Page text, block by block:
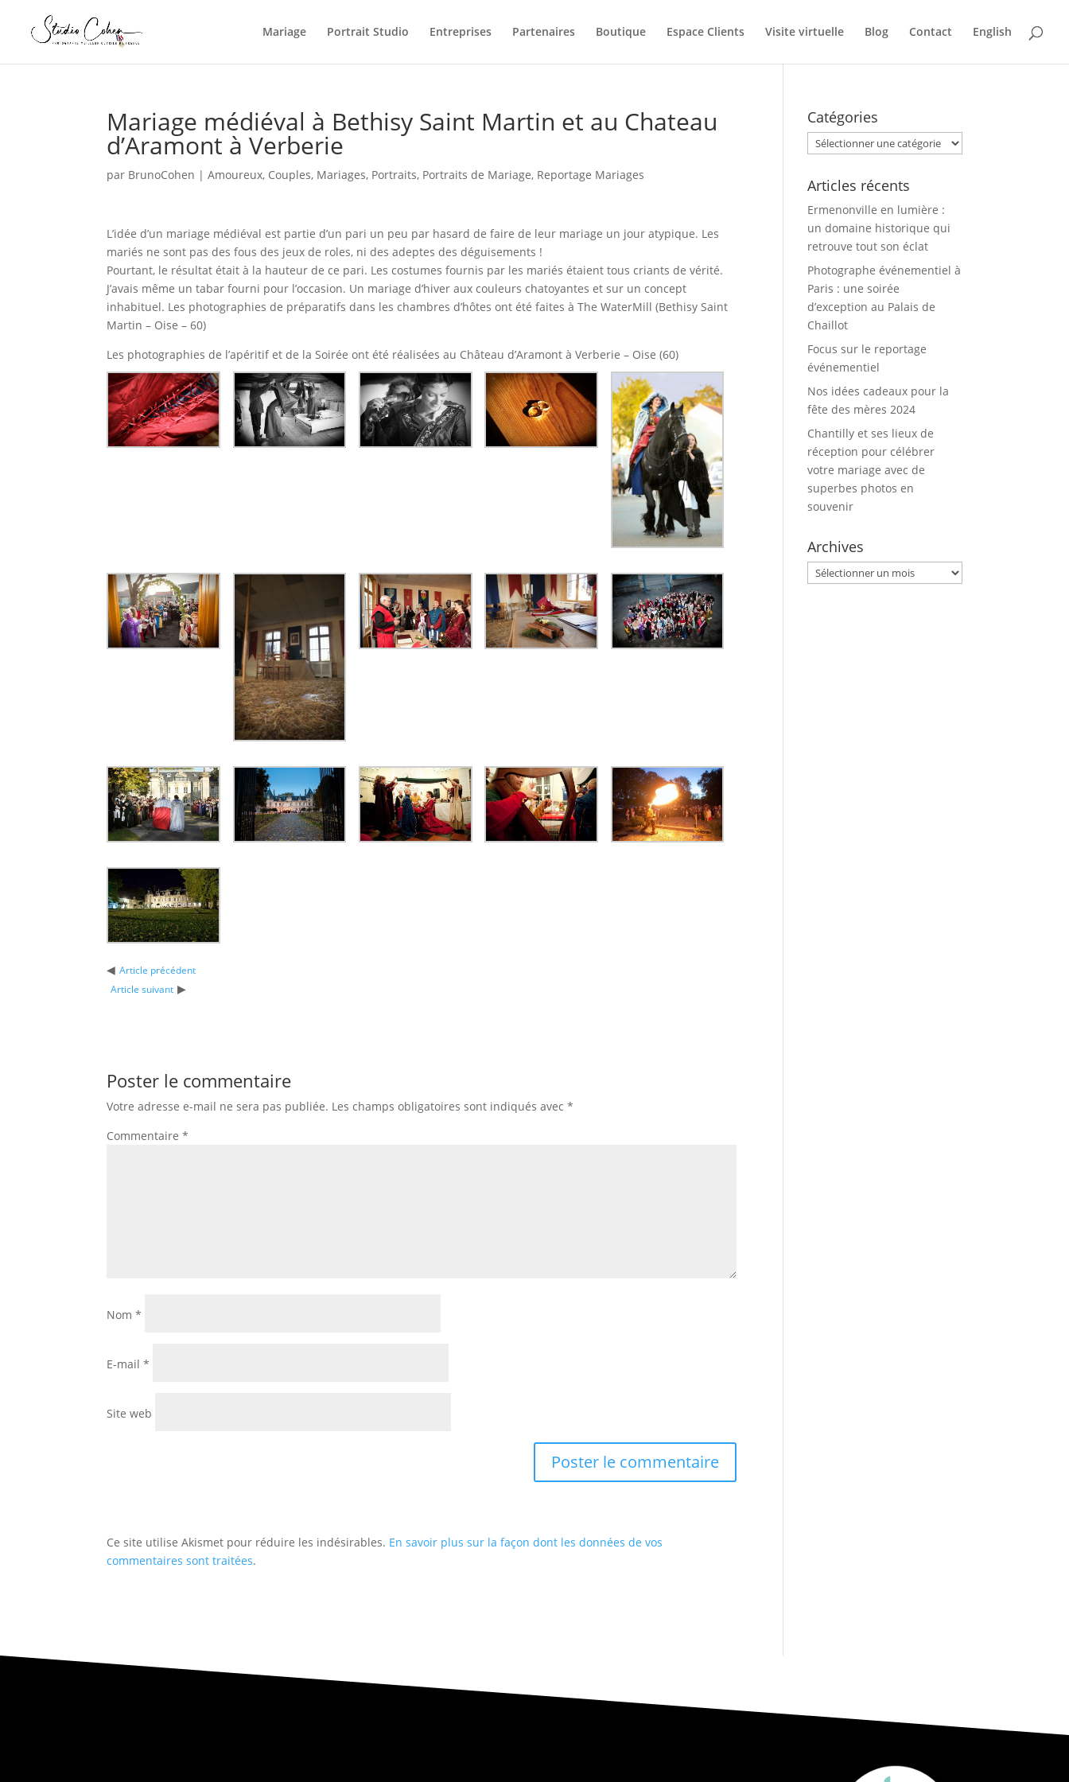
Mariage Portrait Studio Entreprises Partenaires Boutique Espace Clients Visite virtuelle Blog Contact English
Mariage médiéval à Bethisy Saint Martin et au Chateau
d’Aramont à Verberie
par BrunoCohen |Amoureux, Couples, Mariages, Portraits, Portraits de Mariage, Reportage Mariages
L’idée d’un mariage médiéval est partie d’un pari un peu par hasard de faire de leur mariage un jour atypique. Les
mariés ne sont pas des fous des jeux de roles, ni des adeptes des déguisements !
Pourtant, le résultat était à la hauteur de ce pari. Les costumes fournis par les mariés étaient tous criants de vérité.
J’avais même un tabar fourni pour l’occasion. Un mariage d’hiver aux couleurs chatoyantes et sur un concept
inhabituel. Les photographies de préparatifs dans les chambres d’hôtes ont été faites à The WaterMill (Bethisy Saint
Martin – Oise – 60)
Les photographies de l’apéritif et de la Soirée ont été réalisées au Château d’Aramont à Verberie – Oise (60)
◀ Article précédent
Article suivant ▶
Poster le commentaire
Votre adresse e-mail ne sera pas publiée. Les champs obligatoires sont indiqués avec*
Commentaire*
Nom*
E-mail*
Site web
Ce site utilise Akismet pour réduire les indésirables. En savoir plus sur la façon dont les données de vos
commentaires sont traitées.
Catégories
Catégories
Articles récents
Ermenonville en lumière :
un domaine historique qui
retrouve tout son éclat
Photographe événementiel à
Paris : une soirée
d’exception au Palais de
Chaillot
Focus sur le reportage
événementiel
Nos idées cadeaux pour la
fête des mères 2024
Chantilly et ses lieux de
réception pour célébrer
votre mariage avec de
superbes photos en
souvenir
Archives
Archives